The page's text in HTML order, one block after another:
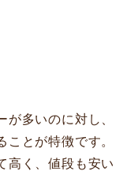
多いのに対し、
ことが特徴です。
高く、値段も安い